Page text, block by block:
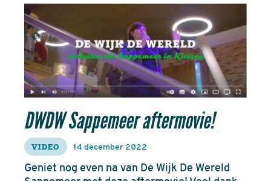
DWDW Sappemeer aftermovie!
VIDEO 14 december 2022
Geniet nog even na van De Wijk De Wereld